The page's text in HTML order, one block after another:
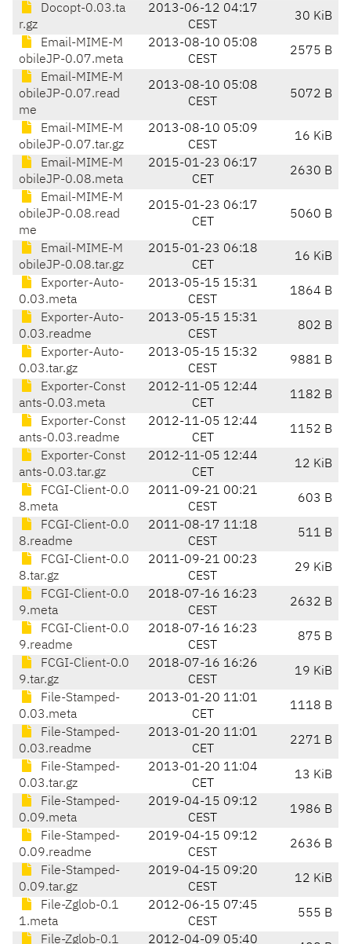
Docopt-0.03.ta
r.gz
2013-06-12 04:17
CEST
30 KiB
Email-MIME-M
obileJP-0.07.meta
2013-08-10 05:08
CEST
2575 B
Email-MIME-M
obileJP-0.07.read
me
2013-08-10 05:08
CEST
5072 B
Email-MIME-M
obileJP-0.07.tar.gz
2013-08-10 05:09
CEST
16 KiB
Email-MIME-M
obileJP-0.08.meta
2015-01-23 06:17
CET
2630 B
Email-MIME-M
obileJP-0.08.read
me
2015-01-23 06:17
CET
5060 B
Email-MIME-M
obileJP-0.08.tar.gz
2015-01-23 06:18
CET
16 KiB
Exporter-Auto-
0.03.meta
2013-05-15 15:31
CEST
1864 B
Exporter-Auto-
0.03.readme
2013-05-15 15:31
CEST
802 B
Exporter-Auto-
0.03.tar.gz
2013-05-15 15:32
CEST
9881 B
Exporter-Const
ants-0.03.meta
2012-11-05 12:44
CET
1182 B
Exporter-Const
ants-0.03.readme
2012-11-05 12:44
CET
1152 B
Exporter-Const
ants-0.03.tar.gz
2012-11-05 12:44
CET
12 KiB
FCGI-Client-0.0
8.meta
2011-09-21 00:21
CEST
603 B
FCGI-Client-0.0
8.readme
2011-08-17 11:18
CEST
511 B
FCGI-Client-0.0
8.tar.gz
2011-09-21 00:23
CEST
29 KiB
FCGI-Client-0.0
9.meta
2018-07-16 16:23
CEST
2632 B
FCGI-Client-0.0
9.readme
2018-07-16 16:23
CEST
875 B
FCGI-Client-0.0
9.tar.gz
2018-07-16 16:26
CEST
19 KiB
File-Stamped-
0.03.meta
2013-01-20 11:01
CET
1118 B
File-Stamped-
0.03.readme
2013-01-20 11:01
CET
2271 B
File-Stamped-
0.03.tar.gz
2013-01-20 11:04
CET
13 KiB
File-Stamped-
0.09.meta
2019-04-15 09:12
CEST
1986 B
File-Stamped-
0.09.readme
2019-04-15 09:12
CEST
2636 B
File-Stamped-
0.09.tar.gz
2019-04-15 09:20
CEST
12 KiB
File-Zglob-0.1
1.meta
2012-06-15 07:45
CEST
555 B
File-Zglob-0.1 2012-04-09 05:40